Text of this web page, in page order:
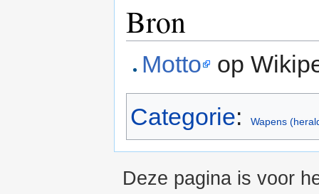
Bron
Motto
op
Categorie: Wapens
Deze pagina is voor